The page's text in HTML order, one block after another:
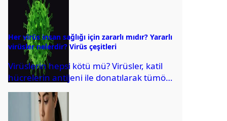
Her virüs insan sağlığı için zararlı mıdır? Yararlı
virüsler nelerdir? Virüs çeşitleri
Virüslerin hepsi kötü mü? Virüsler, katil
hücrelerin antijeni ile donatılarak tümör
hücrelerinin tanınmasını
kolaylaştırıyorlar. Virüs çeşitleri nelerdir?